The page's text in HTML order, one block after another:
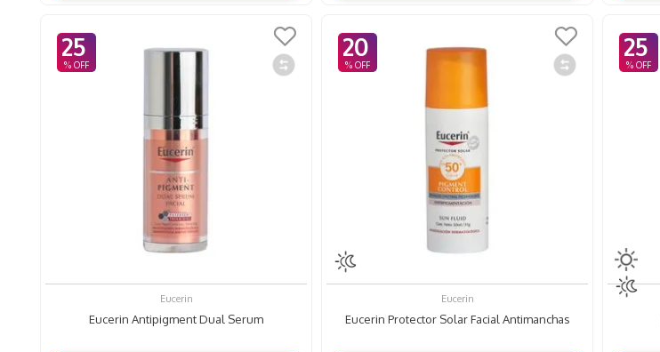
25
Eucerin
Eucerin Antipigment Dual Serum
20
Eucerin
Eucerin Protector Solar Facial Antimanchas
25